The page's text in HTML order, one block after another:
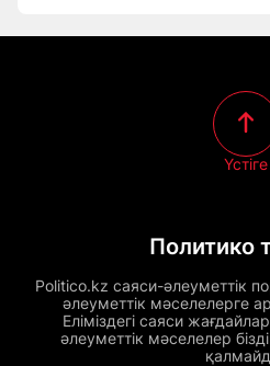
Политико
Politico.kz саяси-әлеуметтік
әлеуметтік мәселелерге
Еліміздегі саяси
әлеуметтік мәселелер
Үстіге